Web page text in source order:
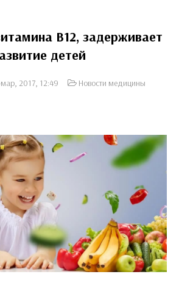
В12, задерживает
детей
2017, 12:49
Новости медицины